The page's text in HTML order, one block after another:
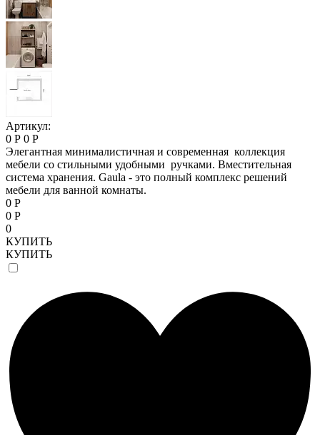
Артикул:
0 Р 0 Р
Элегантная минималистичная и современная коллекция
мебели со стильными удобными ручками. Вместительная
система хранения. Gaula - это полный комплекс решений
мебели для ванной комнаты.
0 Р
0 Р
0
КУПИТЬ
КУПИТЬ